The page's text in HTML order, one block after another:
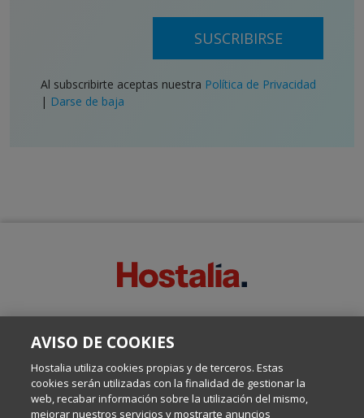
SUSCRIBIRSE
Al subscribirte aceptas nuestra Política de Privacidad
| Darse de baja
Escrito por el equipo de Comunicación de Hostalia, dirigido por
Internet y Tecnología.
AVISO DE COOKIES
Hostalia utiliza cookies propias y de terceros. Estas
cookies serán utilizadas con la finalidad de gestionar la
web, recabar información sobre la utilización del mismo,
mejorar nuestros servicios y mostrarte anuncios